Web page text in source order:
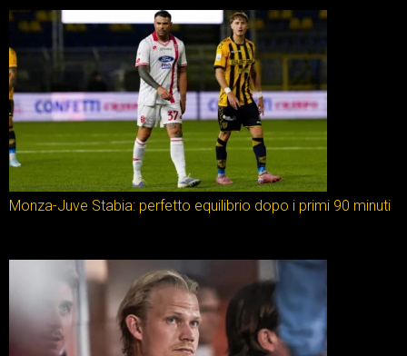
Monza-Juve Stabia: perfetto equilibrio dopo i primi 90 minuti